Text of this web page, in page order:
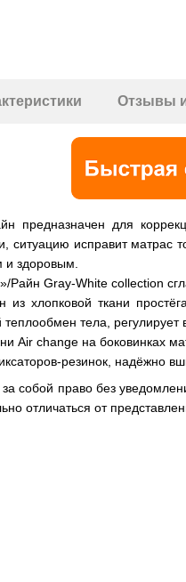
Отзывы
предназначен для
ситуацию исправит
и здоровым.
Gray-White collection
из хлопковой ткани
тела, регулирует
Air change на боковинках
резинок, надёжно
собой право без
отличаться от